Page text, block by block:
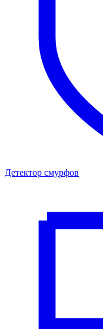
Детектор смурфов